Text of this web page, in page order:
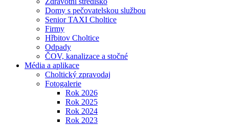
Domy s pečovatelskou službou
Senior TAXI Choltice
Firmy
Hřbitov Choltice
Odpady
ČOV, kanalizace a stočné
Média a aplikace
Choltický zpravodaj
Fotogalerie
Rok 2026
Rok 2025
Rok 2024
Rok 2023